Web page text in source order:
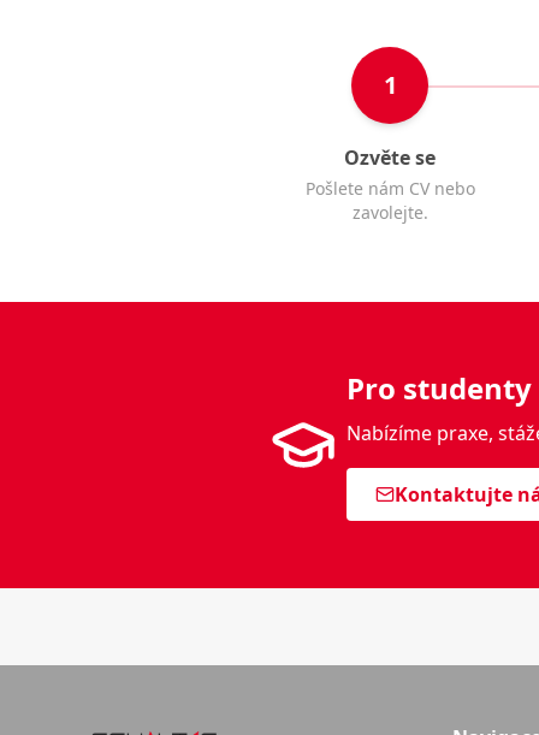
1
Ozvěte se
Pošlete nám CV nebo
zavolejte.
Pro studenty
Nabízíme praxe,
Kontaktujte